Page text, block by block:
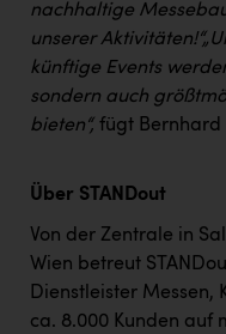
nachhaltige
unserer Aktivitäten!“
künftige Events
sondern auch
bieten“, fügt Bernhard
Über STANDout
Von der Zentrale in
Wien betreut
Dienstleister Messen,
ca. 8.000 Kunden auf